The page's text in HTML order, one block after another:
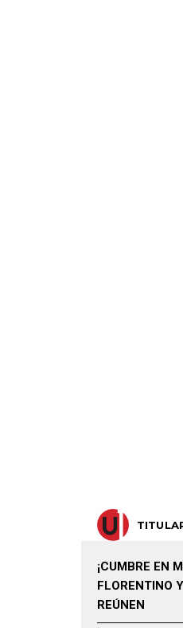
¡CUMBRE EN
FLORENTINO
REÚNEN